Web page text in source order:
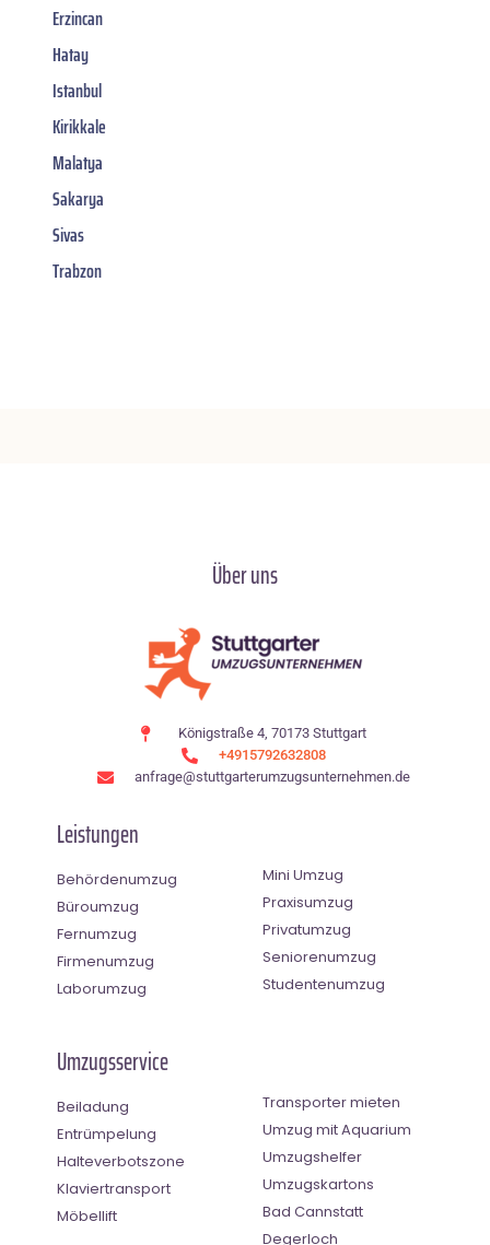
Erzincan
Hatay
Istanbul
Kirikkale
Malatya
Sakarya
Sivas
Trabzon
Über uns
Königstraße 4, 70173 Stuttgart
+4915792632808
anfrage@stuttgarterumzugsunternehmen.de
Leistungen
Behördenumzug
Büroumzug
Fernumzug
Firmenumzug
Laborumzug
Mini Umzug
Praxisumzug
Privatumzug
Seniorenumzug
Studentenumzug
Umzugsservice
Beiladung
Entrümpelung
Halteverbotszone
Klaviertransport
Möbellift
Transporter mieten
Umzug mit Aquarium
Umzugshelfer
Umzugskartons
Bad Cannstatt
Degerloch